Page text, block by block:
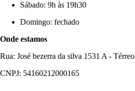
Sábado: 9h às 19h30
Domingo: fechado
Onde estamos
Rua: José bezerra da silva 1531 A - Térreo
CNPJ: 54160212000165